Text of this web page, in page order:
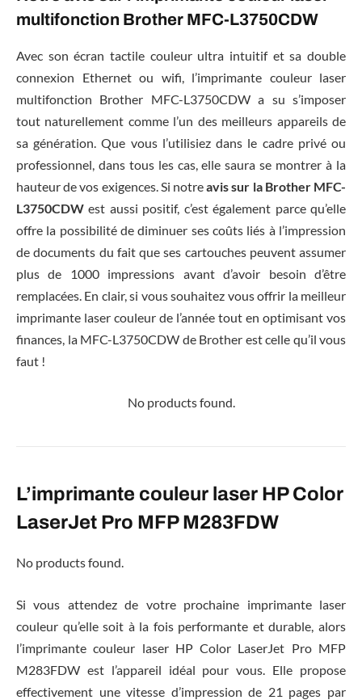
multifonction Brother MFC-L3750CDW
Avec son écran tactile couleur ultra intuitif et sa double
connexion Ethernet ou wifi, l’imprimante couleur laser
multifonction Brother MFC-L3750CDW a su s’imposer
tout naturellement comme l’un des meilleurs appareils de
sa génération. Que vous l’utilisiez dans le cadre privé ou
professionnel, dans tous les cas, elle saura se montrer à la
hauteur de vos exigences. Si notreavis sur la Brother MFC-
L3750CDW est aussi positif, c’est également parce qu’elle
offre la possibilité de diminuer ses coûts liés à l’impression
de documents du fait que ses cartouches peuvent assumer
plus de 1000 impressions avant d’avoir besoin d’être
remplacées. En clair, si vous souhaitez vous offrir la meilleur
imprimante laser couleur de l’année tout en optimisant vos
finances, la MFC-L3750CDW de Brother est celle qu’il vous
faut !
No products found.
L’imprimante couleur laser HP Color
LaserJet Pro MFP M283FDW
No products found.
Si vous attendez de votre prochaine imprimante laser
couleur qu’elle soit à la fois performante et durable, alors
l’imprimante couleur laser HP Color LaserJet Pro MFP
M283FDW est l’appareil idéal pour vous. Elle propose
effectivement une vitesse d’impression de 21 pages par